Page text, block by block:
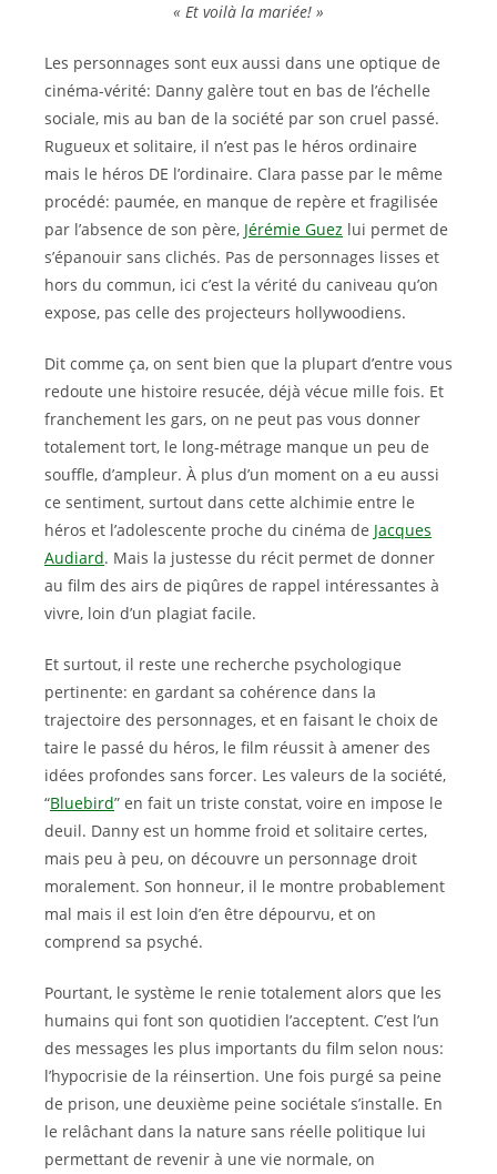
« Et voilà la mariée! »
Les personnages sont eux aussi dans une optique de
cinéma-vérité: Danny galère tout en bas de l’échelle
sociale, mis au ban de la société par son cruel passé.
Rugueux et solitaire, il n’est pas le héros ordinaire
mais le héros DE l’ordinaire. Clara passe par le même
procédé: paumée, en manque de repère et fragilisée
par l’absence de son père, Jérémie Guez lui permet de
s’épanouir sans clichés. Pas de personnages lisses et
hors du commun, ici c’est la vérité du caniveau qu’on
expose, pas celle des projecteurs hollywoodiens.
Dit comme ça, on sent bien que la plupart d’entre vous
redoute une histoire resucée, déjà vécue mille fois. Et
franchement les gars, on ne peut pas vous donner
totalement tort, le long-métrage manque un peu de
souffle, d’ampleur. À plus d’un moment on a eu aussi
ce sentiment, surtout dans cette alchimie entre le
héros et l’adolescente proche du cinéma de Jacques
Audiard. Mais la justesse du récit permet de donner
au film des airs de piqûres de rappel intéressantes à
vivre, loin d’un plagiat facile.
Et surtout, il reste une recherche psychologique
pertinente: en gardant sa cohérence dans la
trajectoire des personnages, et en faisant le choix de
taire le passé du héros, le film réussit à amener des
idées profondes sans forcer. Les valeurs de la société,
“Bluebird” en fait un triste constat, voire en impose le
deuil. Danny est un homme froid et solitaire certes,
mais peu à peu, on découvre un personnage droit
moralement. Son honneur, il le montre probablement
mal mais il est loin d’en être dépourvu, et on
comprend sa psyché.
Pourtant, le système le renie totalement alors que les
humains qui font son quotidien l’acceptent. C’est l’un
des messages les plus importants du film selon nous:
l’hypocrisie de la réinsertion. Une fois purgé sa peine
de prison, une deuxième peine sociétale s’installe. En
le relâchant dans la nature sans réelle politique lui
permettant de revenir à une vie normale, on